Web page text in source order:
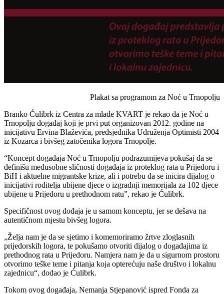
Plakat sa programom za Noć u Trnopolju
Branko Ćulibrk iz Centra za mlade KVART je rekao da je Noć u
Trnopolju događaj koji je prvi put organizovan 2012. godine na
inicijativu Ervina Blaževića, predsjednika Udruženja Optimisti 2004
iz Kozarca i bivšeg zatočenika logora Trnopolje.
“Koncept događaja Noć u Trnopolju podrazumijeva pokušaj da se
definišu međusobne sličnosti događaja iz proteklog rata u Prijedoru i
BiH i aktuelne migrantske krize, ali i potrebu da se inicira dijalog o
inicijativi roditelja ubijene djece o izgradnji memorijala za 102 djece
ubijene u Prijedoru u prethodnom ratu”, rekao je Ćulibrk.
Specifičnost ovog dođaja je u samom konceptu, jer se dešava na
autentičnom mjestu bivšeg logora.
„Želja nam je da se sjetimo i komemoriramo žrtve zloglasnih
prijedorskih logora, te pokušamo otvoriti dijalog o događajima iz
prethodnog rata u Prijedoru. Namjera nam je da u sigurnom prostoru
otvorimo teške teme i pitanja koja opterećuju naše društvo i lokalnu
zajednicu“, dodao je Ćulibrk.
Tokom ovog događaja, Nemanja Stjepanović ispred Fonda za